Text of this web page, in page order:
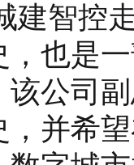
建智控
，也是
该公司
，并希